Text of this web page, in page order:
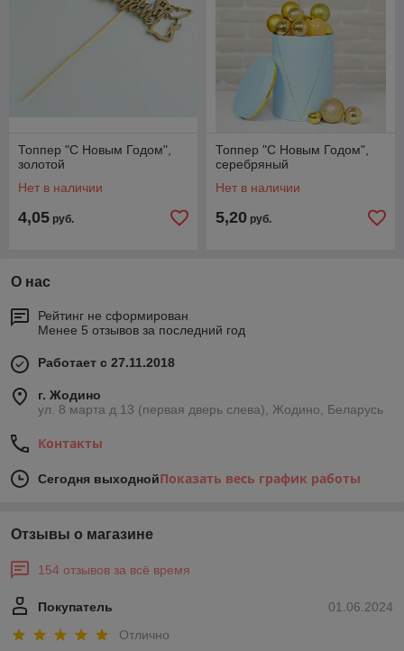
Топпер "С Новым Годом",
золотой
Нет в наличии
4,05 руб.
Топпер "С Новым Годом",
серебряный
Нет в наличии
5,20 руб.
О нас
Рейтинг не сформирован
Менее 5 отзывов за последний год
Работает с 27.11.2018
г. Жодино
ул. 8 марта д.13 (первая дверь слева), Жодино, Беларусь
Контакты
Сегодня выходнойПоказать весь график работы
Отзывы о магазине
154 отзывов за всё время
01.06.2024
Покупатель
Отлично